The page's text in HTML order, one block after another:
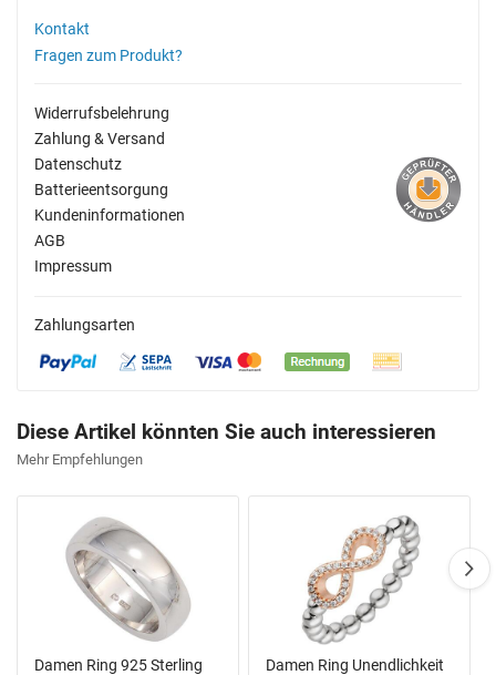
Kontakt
Fragen zum Produkt?
Widerrufsbelehrung
Zahlung & Versand
Datenschutz
Batterieentsorgung
Kundeninformationen
AGB
Impressum
Zahlungsarten
Diese Artikel könnten Sie auch interessieren
Mehr Empfehlungen
Damen Ring 925 Sterling
Damen Ring Unendlichkeit